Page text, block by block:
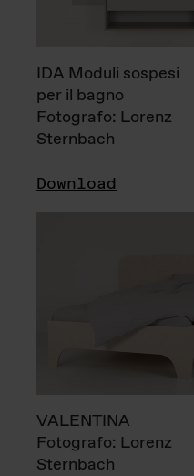
IDA Moduli sospesi
per il bagno
Fotografo: Lorenz
Sternbach
Download
VALENTINA
Fotografo: Lorenz
Sternbach